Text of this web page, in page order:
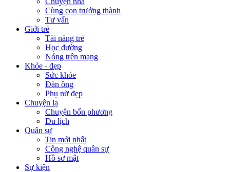
Cùng con trưởng thành
Tư vấn
Giới trẻ
Tài năng trẻ
Học đường
Nóng trên mạng
Khỏe - đẹp
Sức khỏe
Đàn ông
Phụ nữ đẹp
Chuyện lạ
Chuyện bốn phương
Du lịch
Quân sự
Tin mới nhất
Công nghệ quân sự
Hồ sơ mật
Sự kiện